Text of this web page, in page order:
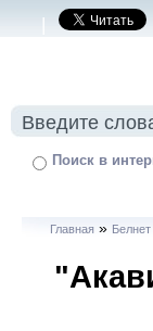
|
Поиск в
Главная » Белнет